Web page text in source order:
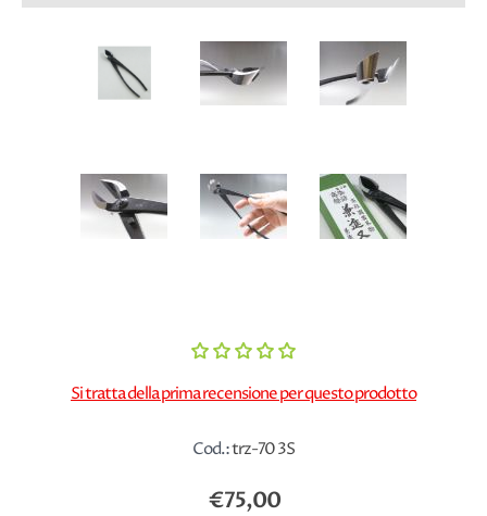
Si tratta della prima recensione per questo prodotto
Cod.:trz-70 3S
€75,00